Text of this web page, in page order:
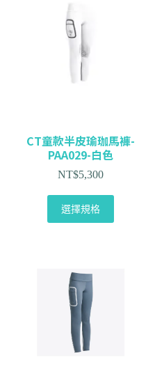
CT童款半皮瑜珈馬褲-
PAA029-白色
NT$5,300
選擇規格